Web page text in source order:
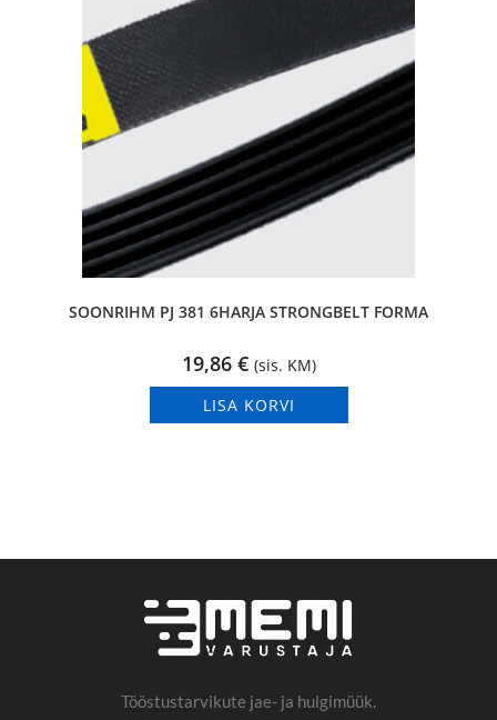
SOONRIHM PJ 381 6HARJA STRONGBELT FORMA
19,86 € (sis. KM)
LISA KORVI
Tööstustarvikute jae- ja hulgimüük.